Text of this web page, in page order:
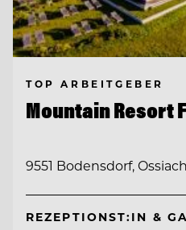
TOP ARBEITGEBER
Mountain Resort
9551 Bodensdorf,
REZEPTIONST:IN &